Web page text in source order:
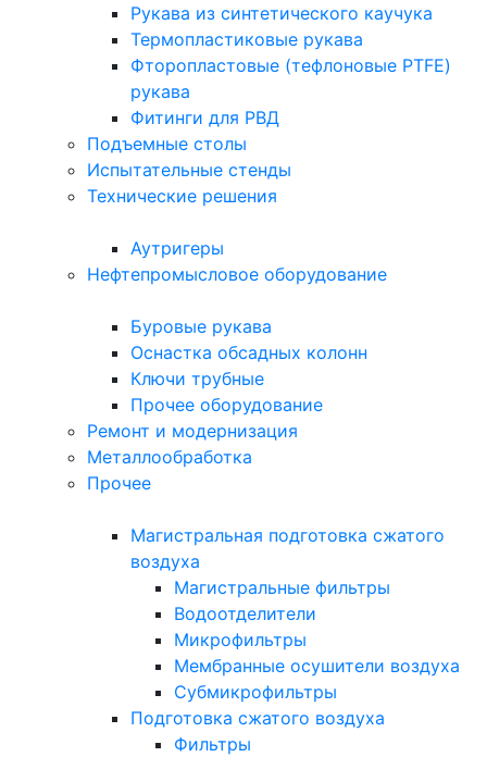
Рукава из синтетического каучука
Термопластиковые рукава
Фторопластовые (тефлоновые PTFE)
рукава
Фитинги для РВД
Подъемные столы
Испытательные стенды
Технические решения
Аутригеры
Нефтепромысловое оборудование
Буровые рукава
Оснастка обсадных колонн
Ключи трубные
Прочее оборудование
Ремонт и модернизация
Металлообработка
Прочее
Магистральная подготовка сжатого
воздуха
Магистральные фильтры
Водоотделители
Микрофильтры
Мембранные осушители воздуха
Субмикрофильтры
Подготовка сжатого воздуха
Фильтры